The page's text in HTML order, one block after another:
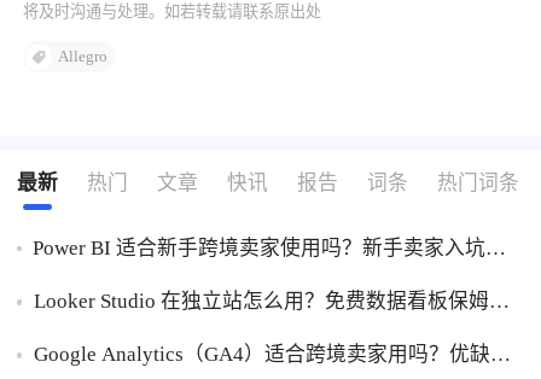
将及时沟通与处理。如若转载请联系原出处
Allegro
最新 热门 文章 快讯 报告 词条 热门词条
Power BI 适合新手跨境卖家使用吗？新手卖家入坑
Looker Studio 在独立站怎么用？免费数据看板保姆级
Google Analytics（GA4）适合跨境卖家用吗？优缺点